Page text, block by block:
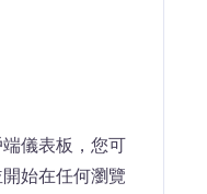
儀表板，您可
始在任何瀏覽